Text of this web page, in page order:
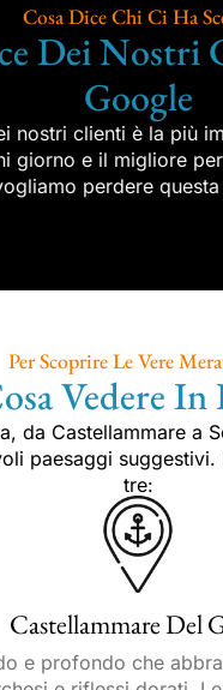
Cosa Dice Chi Ci Ha
Dei Nostri
Google
nostri clienti è la più
giorno e il migliore
perdere
Per Scoprire Le Vere
Vedere In
da Castellammare a
paesaggi suggestivi.
tre:
Castellammare Del
e profondo che